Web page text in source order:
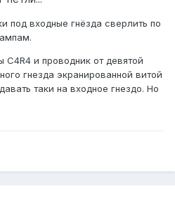
под входные гнёзда сверлить по
и проводник от девятой
гнезда экранированной витой
таки на входное гнездо. Но